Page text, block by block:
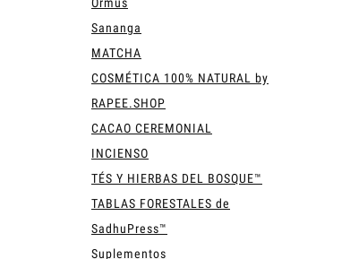
Sananga
MATCHA
COSMÉTICA 100% NATURAL by
RAPEE.SHOP
CACAO CEREMONIAL
INCIENSO
TÉS Y HIERBAS DEL BOSQUE™
TABLAS FORESTALES de
SadhuPress™
Suplementos